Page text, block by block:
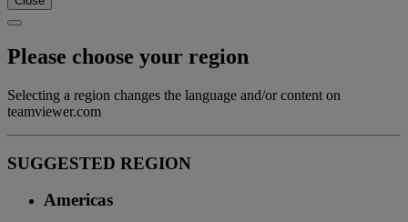
Please choose your region
Selecting a region changes the language and/or content on
teamviewer.com
SUGGESTED REGION
Americas